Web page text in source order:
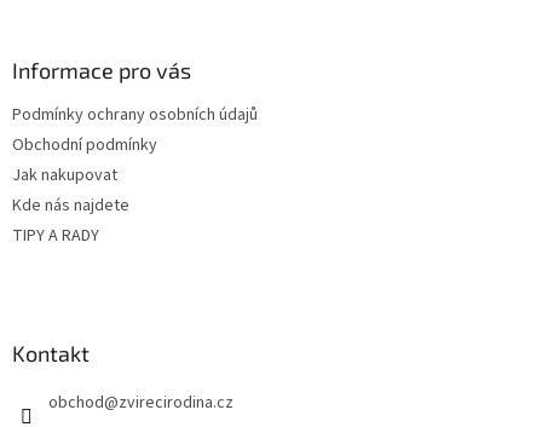
Informace pro vás
Podmínky ochrany osobních údajů
Obchodní podmínky
Jak nakupovat
Kde nás najdete
TIPY A RADY
Kontakt
obchod@zvirecirodina.cz